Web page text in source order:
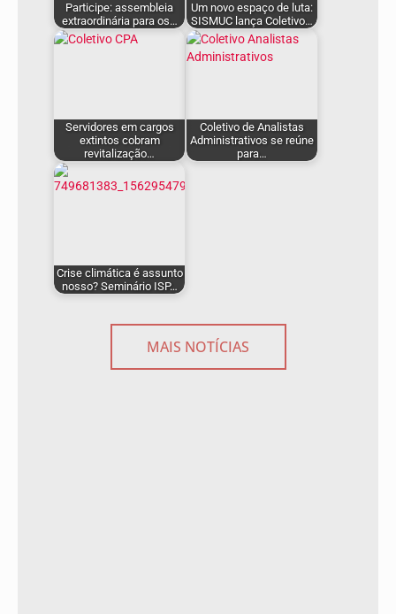
Participe: assembleia
extraordinária para os…
Um novo espaço de luta:
SISMUC lança Coletivo…
Servidores em cargos
extintos cobram
revitalização…
Coletivo de Analistas
Administrativos se reúne
para…
Crise climática é assunto
nosso? Seminário ISP…
MAIS NOTÍCIAS